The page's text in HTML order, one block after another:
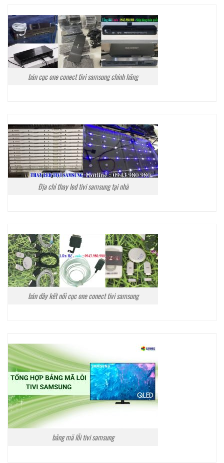
bán cục one conect tivi samsung chính hãng
Địa chỉ thay led tivi samsung tại nhà
bán dây kết nối cục one conect tivi samsung
bảng mã lỗi tivi samsung